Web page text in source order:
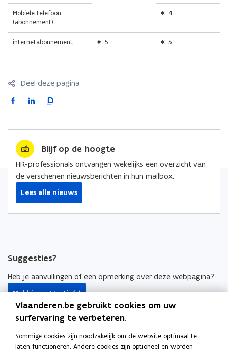
Mobiele telefoon
(abonnement)
€ 4
internetabonnement € 5 € 5
Deel deze pagina
F
i
n
i
L
e
d
i
n
o
i
n
i
e
u
v
K
e
e
r
l
i
a
k
l
e
m
o
Blijf op de hoogte
HR-professionals ontvangen wekelijks een overzicht van
de verschenen nieuwsberichten in hun mailbox.
Lees alle nieuws
Suggesties?
Heb je aanvullingen of een opmerking over deze webpagina?
Meld je suggestie(s)
HR-bouwstenen
Vlaanderen.be gebruikt cookies om uw
surfervaring te verbeteren.
Sommige cookies zijn noodzakelijk om de website optimaal te
laten functioneren. Andere cookies zijn optioneel en worden